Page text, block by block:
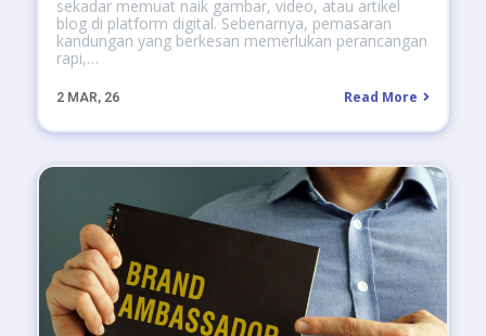
2 MAR, 26
sekadar memuat naik gambar, video, atau artikel
blog di platform digital. Sebenarnya, pemasaran
kandungan yang berkesan memerlukan perancangan
rapi,…
Read More